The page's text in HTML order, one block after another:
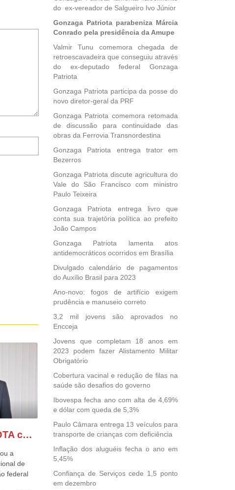
Notifique-
sobre
comentários
mail.
GONZAGA PATRIOTA comemora o retorno da FUNASA
a
de
federal
do ex-vereador de Salgueiro Ivo Júnior
Gonzaga Patriota parabeniza Márcia
Conrado pela presidência da Amupe
Valmir Tunu comemora chegada de
retroescavadeira que conseguiu através
do ex-deputado federal Gonzaga
Patriota
Gonzaga Patriota participa da posse do
novo diretor-geral da PRF
Gonzaga Patriota comemora retomada
de discussão para continuidade das
obras da Ferrovia Transnordestina
Gonzaga Patriota entrega trator em
Bezerros
Gonzaga Patriota discute agricultura do
Vale do São Francisco com ministro
Paulo Teixeira
Gonzaga Patriota entrega livro que
conta sua trajetória política ao prefeito
João Campos
Gonzaga Patriota lamenta atos
antidemocráticos ocorridos em Brasília
Divulgado calendário de pagamentos
do Auxílio Brasil para 2023
Ano-novo: fogos de artifício exigem
prudência e manuseio correto
3,2 mil jovens são aprovados no
Encceja
Jovens que completam 18 anos em
2023 podem fazer Alistamento Militar
Obrigatório
Cobertura vacinal e redução de filas na
saúde são desafios do governo
Ibovespa fecha ano com alta de 4,69%
e dólar com queda de 5,3%
Paulo Câmara entrega 13 veículos para
transporte de crianças com deficiência
Inflação dos aluguéis fecha o ano em
5,45%
Confiança de Serviços cede 1,5 ponto
em dezembro